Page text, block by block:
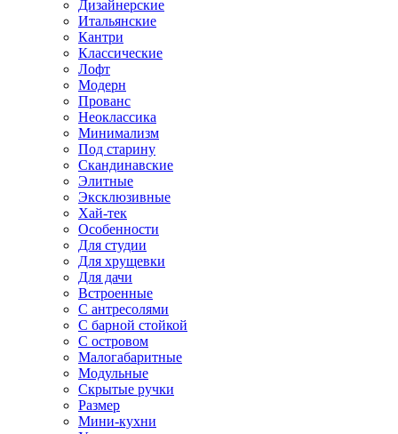
Дизайнерские
Итальянские
Кантри
Классические
Лофт
Модерн
Прованс
Неоклассика
Минимализм
Под старину
Скандинавские
Элитные
Эксклюзивные
Хай-тек
Особенности
Для студии
Для хрущевки
Для дачи
Встроенные
С антресолями
С барной стойкой
С островом
Малогабаритные
Модульные
Скрытые ручки
Размер
Мини-кухни